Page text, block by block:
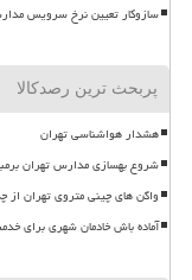
سازوکار تعیین نرخ سرویس
پربحث ترین رصدکالا
هشدار هواشناسی تهران
شروع بهسازی مدارس تهران
واگن های چینی متروی تهران
آماده باش خادمان شهری برای